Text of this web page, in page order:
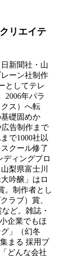
リエイテ
新聞社・山
ーン社制作
としてテレ
2006年パラ
ス）へ転
礎固めか
告制作まで
で1000社以
クール修了
ディングプロ
梨県富士川
吟醸」はロ
。制作者とし
ラブ）賞、
ど。雑誌・
企業でもほ
」（幻冬
まる 採用ブ
どんな会社